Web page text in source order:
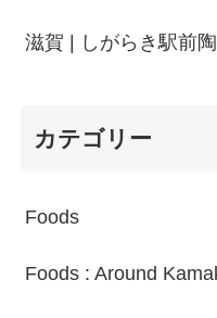
滋賀 | しがらき駅前
カテゴリー
Foods
Foods : Around